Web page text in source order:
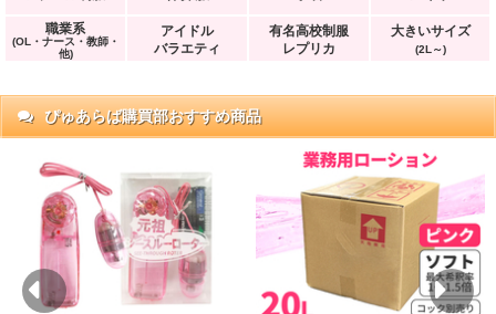
職業系
(OL・ナース・教師・
他)
アイドル
バラエティ
有名高校制服
レプリカ
大きいサイズ
(2L～)
ぴゅあらば購買部おすすめ商品
Previous